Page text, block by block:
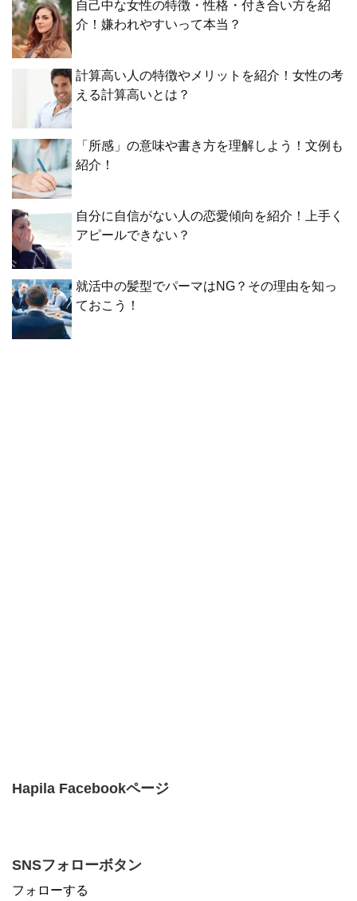
自己中な女性の特徴・性格・付き合い方を紹
介！嫌われやすいって本当？
計算高い人の特徴やメリットを紹介！女性の考
える計算高いとは？
「所感」の意味や書き方を理解しよう！文例も
紹介！
自分に自信がない人の恋愛傾向を紹介！上手く
アピールできない？
就活中の髪型でパーマはNG？その理由を知っ
ておこう！
Hapila Facebookページ
SNSフォローボタン
フォローする